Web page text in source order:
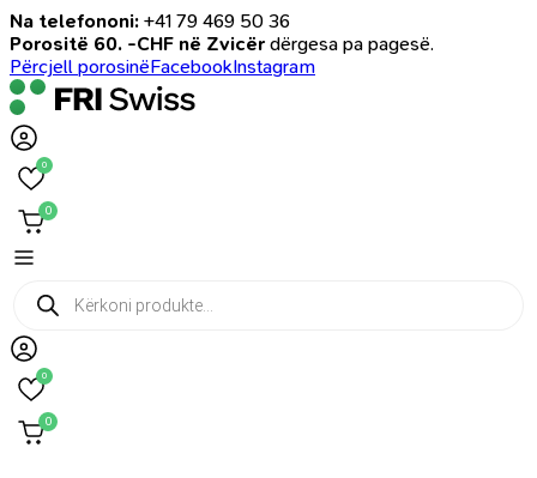
Na telefononi: +41 79 469 50 36
Porositë 60. -CHF në Zvicër dërgesa pa pagesë.
Përcjell porosinëFacebookInstagram
0
0
Products
search
0
0